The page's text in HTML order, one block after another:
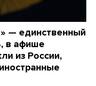
— единственный
в афише
из России,